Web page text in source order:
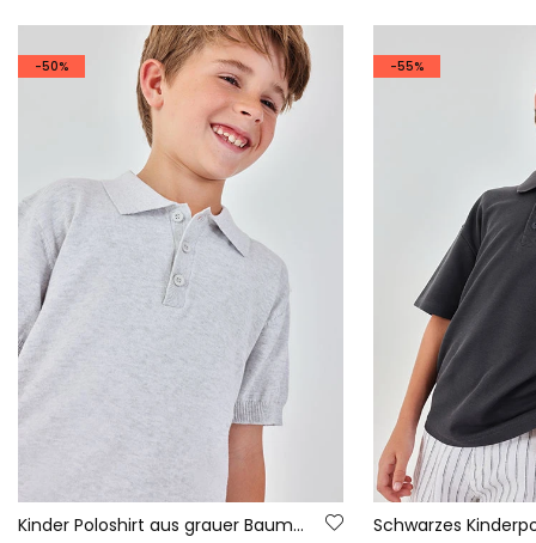
-50%
Kinder Poloshirt aus grauer Baumwolle
-55%
Schwarzes